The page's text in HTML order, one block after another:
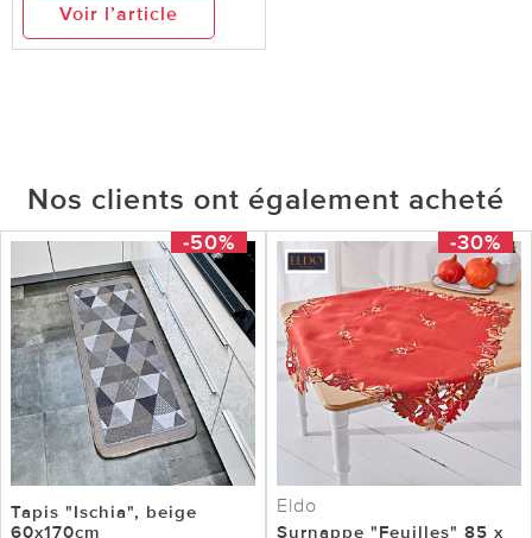
Voir l’article
Nos clients ont également acheté
-50%
Tapis "Ischia", beige
60x170cm
-30%
Eldo
Surnappe "Feuilles" 85 x